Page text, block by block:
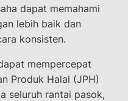
dapat memahami
lebih baik dan
konsisten.
mempercepat
Produk Halal (JPH)
seluruh rantai pasok,